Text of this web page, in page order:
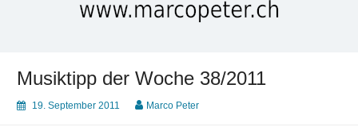
Musiktipp der Woche 38/2011
19. September 2011 Marco Peter